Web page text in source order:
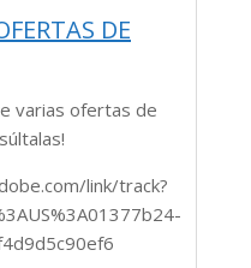
DE
varias ofertas de
link/track?